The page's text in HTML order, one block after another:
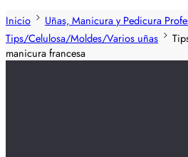
Inicio
Uñas, Manicura y Pedicura
Tips/Celulosa/Moldes/Varios uñas
manicura francesa